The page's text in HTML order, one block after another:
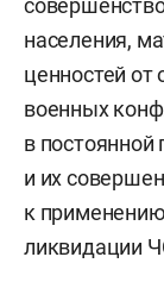
населения,
ценностей от
военных
в постоянной
и их
к
ликвидации